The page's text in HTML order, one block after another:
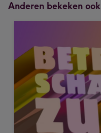
Anderen bekeken ook